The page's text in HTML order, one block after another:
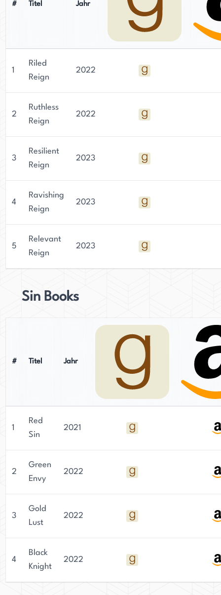
# Titel Jahr
1
Riled
Reign
2022
2
Ruthless
Reign
2022
3
Resilient
Reign
2023
4
Ravishing
Reign
2023
5
Relevant
Reign
2023
Sin Books
# Titel Jahr
1
Red
Sin
2021
2
Green
Envy
2022
3
Gold
Lust
2022
4
Black
Knight
2022